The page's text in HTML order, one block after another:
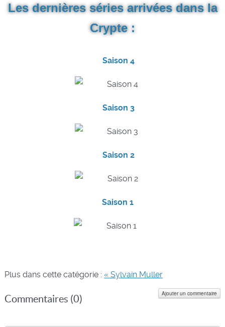
Les dernières séries arrivées dans la
Crypte :
Saison 4
Saison 3
Saison 2
Saison 1
Plus dans cette catégorie : « Sylvain Muller
Commentaires (0)
Ajouter un commentaire